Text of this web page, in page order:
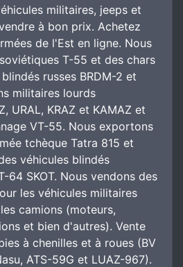
militaires, jeeps et
à bon prix. Achetez
de l'Est en ligne. Nous
T-55 et des chars
russes BRDM-2 et
militaires lourds
URAL, KRAZ et KAMAZ et
VT-55. Nous exportons
tchèque Tatra 815 et
véhicules blindés
64 SKOT. Nous vendons des
les véhicules militaires
camions (moteurs,
et bien d'autres). Vente
à chenilles et à roues (BV
ATS-59G et LUAZ-967).